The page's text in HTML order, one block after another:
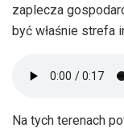
zaplecza
być właśnie strefa
Na tych terenach